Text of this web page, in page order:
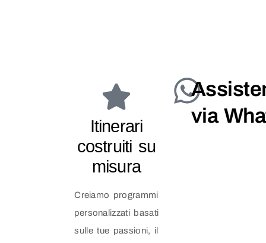
Itinerari
costruiti su
misura
Creiamo programmi
personalizzati basati
sulle tue passioni, il
via